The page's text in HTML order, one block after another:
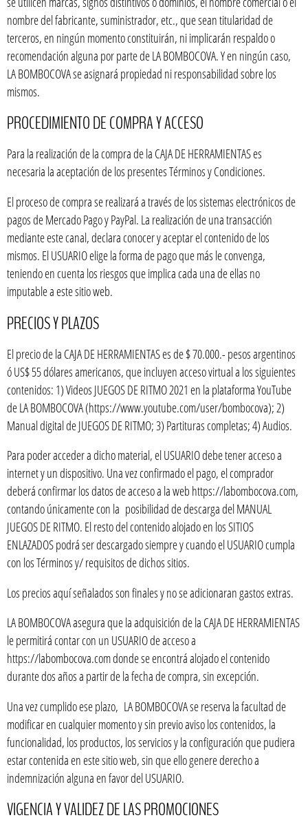
nombre del fabricante, suministrador, etc., que sean titularidad de
terceros, en ningún momento constituirán, ni implicarán respaldo o
recomendación alguna por parte de LA BOMBOCOVA. Y en ningún caso,
LA BOMBOCOVA se asignará propiedad ni responsabilidad sobre los
mismos.
PROCEDIMIENTO DE COMPRA Y ACCESO
Para la realización de la compra de la CAJA DE HERRAMIENTAS es
necesaria la aceptación de los presentes Términos y Condiciones.
El proceso de compra se realizará a través de los sistemas electrónicos de
pagos de Mercado Pago y PayPal. La realización de una transacción
mediante este canal, declara conocer y aceptar el contenido de los
mismos. El USUARIO elige la forma de pago que más le convenga,
teniendo en cuenta los riesgos que implica cada una de ellas no
imputable a este sitio web.
PRECIOS Y PLAZOS
El precio de la CAJA DE HERRAMIENTAS es de $ 70.000.- pesos argentinos
ó US$ 55 dólares americanos, que incluyen acceso virtual a los siguientes
contenidos: 1) Videos JUEGOS DE RITMO 2021 en la plataforma YouTube
de LA BOMBOCOVA (https://www.youtube.com/user/bombocova); 2)
Manual digital de JUEGOS DE RITMO; 3) Partituras completas; 4) Audios.
Para poder acceder a dicho material, el USUARIO debe tener acceso a
internet y un dispositivo. Una vez confirmado el pago, el comprador
deberá confirmar los datos de acceso a la web https://labombocova.com,
contando únicamente con la posibilidad de descarga del MANUAL
JUEGOS DE RITMO. El resto del contenido alojado en los SITIOS
ENLAZADOS podrá ser descargado siempre y cuando el USUARIO cumpla
con los Términos y/ requisitos de dichos sitios.
Los precios aquí señalados son finales y no se adicionaran gastos extras.
LA BOMBOCOVA asegura que la adquisición de la CAJA DE HERRAMIENTAS
le permitirá contar con un USUARIO de acceso a
https://labombocova.com donde se encontrá alojado el contenido
durante dos años a partir de la fecha de compra, sin excepción.
Una vez cumplido ese plazo, LA BOMBOCOVA se reserva la facultad de
modificar en cualquier momento y sin previo aviso los contenidos, la
funcionalidad, los productos, los servicios y la configuración que pudiera
estar contenida en este sitio web, sin que ello genere derecho a
indemnización alguna en favor del USUARIO.
VIGENCIA Y VALIDEZ DE LAS PROMOCIONES